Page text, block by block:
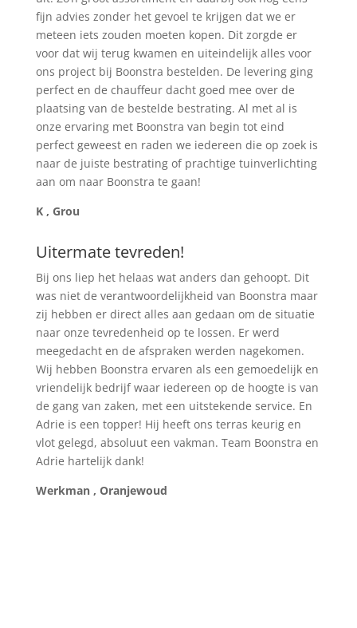
fijn advies zonder het gevoel te krijgen dat we er
meteen iets zouden moeten kopen. Dit zorgde er
voor dat wij terug kwamen en uiteindelijk alles voor
ons project bij Boonstra bestelden. De levering ging
perfect en de chauffeur dacht goed mee over de
plaatsing van de bestelde bestrating. Al met al is
onze ervaring met Boonstra van begin tot eind
perfect geweest en raden we iedereen die op zoek is
naar de juiste bestrating of prachtige tuinverlichting
aan om naar Boonstra te gaan!
K , Grou
Uitermate tevreden!
Bij ons liep het helaas wat anders dan gehoopt. Dit
was niet de verantwoordelijkheid van Boonstra maar
zij hebben er direct alles aan gedaan om de situatie
naar onze tevredenheid op te lossen. Er werd
meegedacht en de afspraken werden nagekomen.
Wij hebben Boonstra ervaren als een gemoedelijk en
vriendelijk bedrijf waar iedereen op de hoogte is van
de gang van zaken, met een uitstekende service. En
Adrie is een topper! Hij heeft ons terras keurig en
vlot gelegd, absoluut een vakman. Team Boonstra en
Adrie hartelijk dank!
Werkman , Oranjewoud